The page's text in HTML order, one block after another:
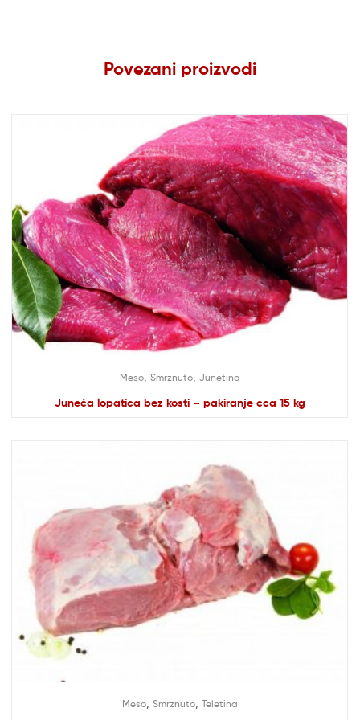
Povezani proizvodi
Meso, Smrznuto, Junetina
Juneća lopatica bez kosti – pakiranje cca 15 kg
Meso, Smrznuto, Teletina